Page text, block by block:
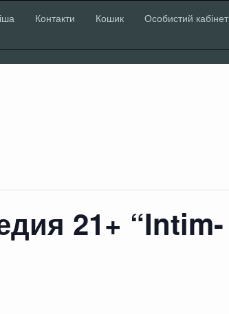
Контакти Кошик Особистий кабінет
21+ “Intim-